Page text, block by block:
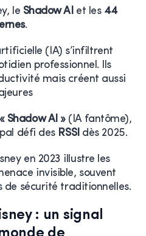
le Shadow AI et les 44
.
(IA) s’infiltrent
professionnel. Ils
mais créent aussi
« Shadow AI »(IA fantôme),
défi des RSSI dès 2025.
en 2023 illustre les
invisible, souvent
de sécurité traditionnelles.
: un signal